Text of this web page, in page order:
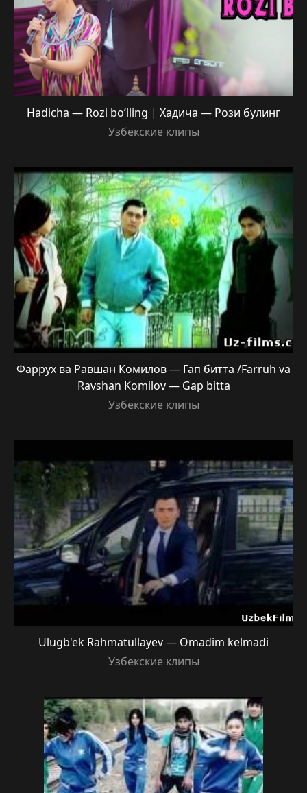
Hadicha — Rozi bo’lling | Хадича — Рози булинг
Узбекские клипы
Фаррух ва Равшан Комилов — Гап битта /Farruh va
Ravshan Komilov — Gap bitta
Узбекские клипы
Ulugb'ek Rahmatullayev — Omadim kelmadi
Узбекские клипы